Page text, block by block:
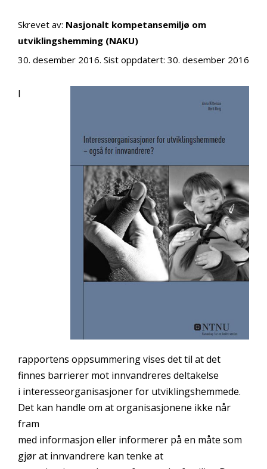
Skrevet av: Nasjonalt kompetansemiljø om
utviklingshemming (NAKU)
30. desember 2016. Sist oppdatert: 30. desember 2016
I
rapportens oppsummering vises det til at det
finnes barrierer mot innvandreres deltakelse
i interesseorganisasjoner for utviklingshemmede.
Det kan handle om at organisasjonene ikke når
fram
med informasjon eller informerer på en måte som
gjør at innvandrere kan tenke at